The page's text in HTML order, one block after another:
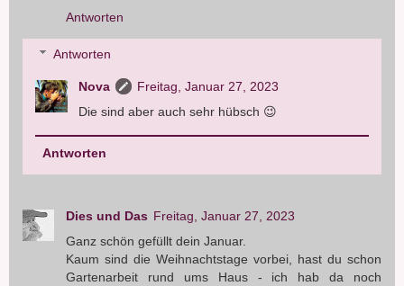
Antworten
Antworten
Nova
Freitag, Januar 27, 2023
Die sind aber auch sehr hübsch 😉
Antworten
Dies und Das Freitag, Januar 27, 2023
Ganz schön gefüllt dein Januar.
Kaum sind die Weihnachtstage vorbei, hast du schon
Gartenarbeit rund ums Haus - ich hab da noch